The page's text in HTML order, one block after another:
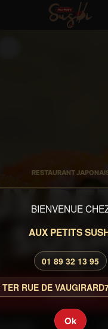
BIENVENUE
AUX PETITS
01 89 32 13 95
RUE DE VAUGIRARD
Ok
RESTAURANT
CARTE